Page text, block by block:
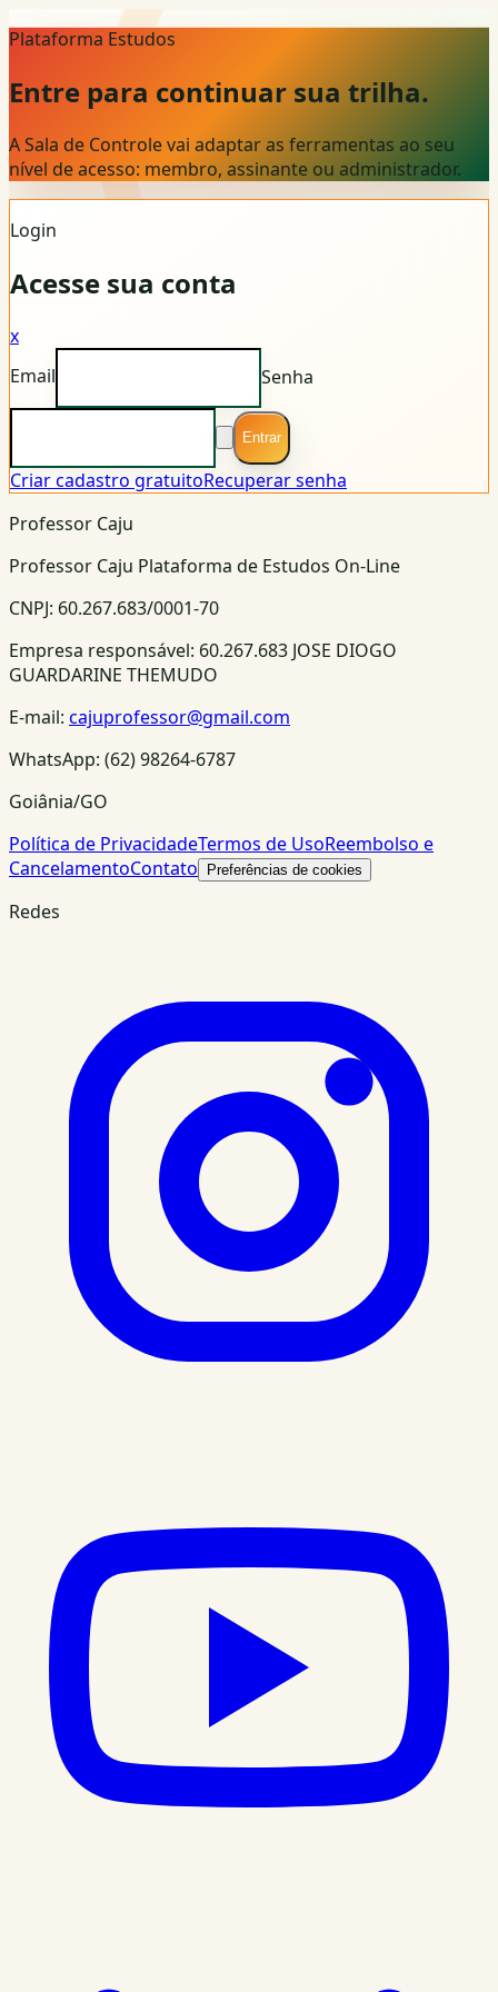
Plataforma Estudos
Entre para continuar sua trilha.
A Sala de Controle vai adaptar as ferramentas ao seu
nível de acesso: membro, assinante ou administrador.
Login
Acesse sua conta
x
Email
Senha
Entrar
Criar cadastro gratuitoRecuperar senha
Professor Caju
Professor Caju Plataforma de Estudos On-Line
CNPJ: 60.267.683/0001-70
Empresa responsável: 60.267.683 JOSE DIOGO
GUARDARINE THEMUDO
E-mail: cajuprofessor@gmail.com
WhatsApp: (62) 98264-6787
Goiânia/GO
Política de PrivacidadeTermos de UsoReembolso e
CancelamentoContato Preferências de cookies
Redes